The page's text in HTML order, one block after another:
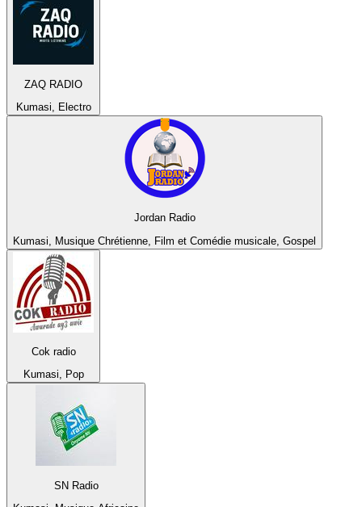
ZAQ RADIO
Kumasi, Electro
Jordan Radio
Kumasi, Musique Chrétienne, Film et Comédie musicale, Gospel
Cok radio
Kumasi, Pop
SN Radio